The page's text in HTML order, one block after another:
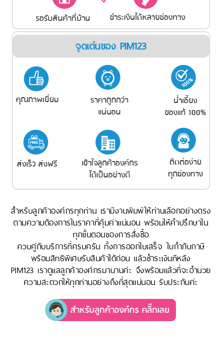
จุดเด่นของ PIM123
สำหรับลูกค้าองค์กรทุกท่าน เรามีงานพิมพ์ให้ท่านเลือกอย่างตรง
ตามความต้องการในราคาที่คุ้มค่าแน่นอน พร้อมให้คำปรึกษาใน
ทุกขั้นตอนของการสั่งซื้อ
ควบคู่กับบริการที่ครบครัน ทั้งการออกใบเสร็จ ใบกำกับภาษี
พร้อมสิทธิพิเศษรับสินค้าได้ก่อน แล้วชำระเงินทีหลัง
PIM123 เราดูแลลูกค้าองค์กรมานานค่ะ จึงพร้อมแล้วที่จะอำนวย
ความสะดวกให้ทุกท่านอย่างถึงที่สุดแน่นอน รับประกันค่ะ